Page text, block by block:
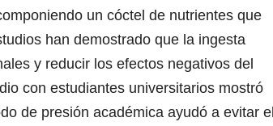
un cóctel de nutrientes que
han demostrado que la ingesta
y reducir los efectos negativos del
con estudiantes universitarios mostró
de presión académica ayudó a evitar